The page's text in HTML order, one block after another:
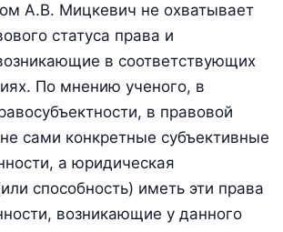
А.В. Мицкевич не охватывает
статуса права и
в соответствующих
По мнению ученого, в
в правовой
сами конкретные субъективные
а юридическая
способность) иметь эти права
возникающие у данного